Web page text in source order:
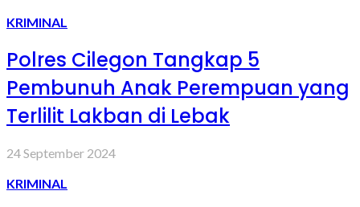
KRIMINAL
Polres Cilegon Tangkap 5
Pembunuh Anak Perempuan yang
Terlilit Lakban di Lebak
24 September 2024
KRIMINAL